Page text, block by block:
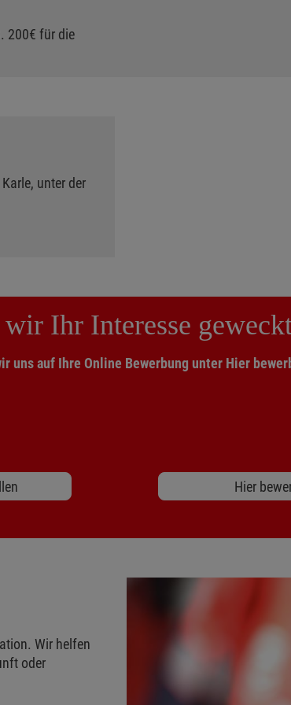
200€ für die
unter der
wir Ihr Interesse
uns auf Ihre Online Bewerbung unter Hier
Hier
Wir helfen
oder